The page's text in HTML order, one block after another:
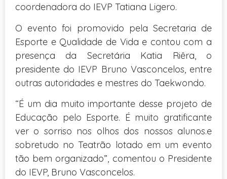
coordenadora do IEVP Tatiana Ligero.
O evento foi promovido pela Secretaria de
Esporte e Qualidade de Vida e contou com a
presença da Secretária Katia Riêra, o
presidente do IEVP Bruno Vasconcelos, entre
outras autoridades e mestres do Taekwondo.
“É um dia muito importante desse projeto de
Educação pelo Esporte. É muito gratificante
ver o sorriso nos olhos dos nossos alunos.e
sobretudo no Teatrão lotado em um evento
tão bem organizado”, comentou o Presidente
do IEVP, Bruno Vasconcelos.